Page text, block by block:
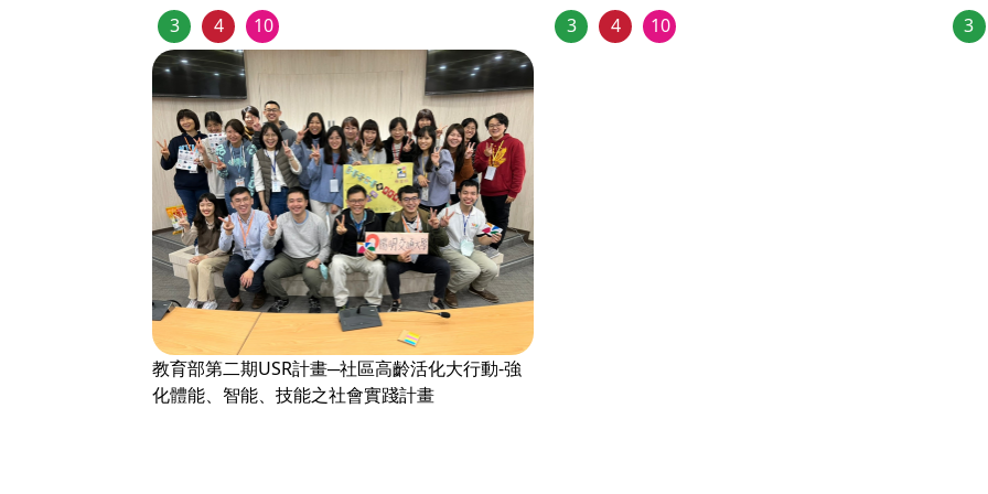
3 4 10 3 4 10 3
教育部第二期USR計畫─社區高齡活化大行動-強
化體能、智能、技能之社會實踐計畫